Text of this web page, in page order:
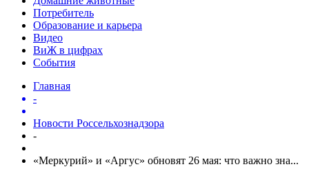
Потребитель
Образование и карьера
Видео
ВиЖ в цифрах
События
Главная
-
Новости Россельхознадзора
-
«Меркурий» и «Аргус» обновят 26 мая: что важно зна...